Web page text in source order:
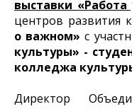
выставки «Работа
центров развития
о важном» с
культуры» -
колледжа
Директор